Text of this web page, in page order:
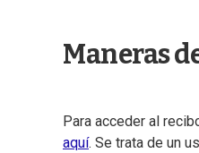
Maneras
Para acceder al
aquí. Se trata de un